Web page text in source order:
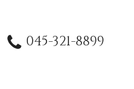
045-321-8899